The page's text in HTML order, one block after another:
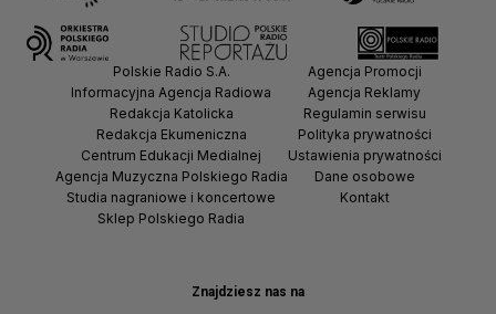
Znajdziesz nas na
Polskie Radio S.A.
Informacyjna Agencja Radiowa
Redakcja Katolicka
Redakcja Ekumeniczna
Centrum Edukacji Medialnej
Agencja Muzyczna Polskiego Radia
Studia nagraniowe i koncertowe
Sklep Polskiego Radia
Agencja Promocji
Agencja Reklamy
Regulamin serwisu
Polityka prywatności
Ustawienia prywatności
Dane osobowe
Kontakt